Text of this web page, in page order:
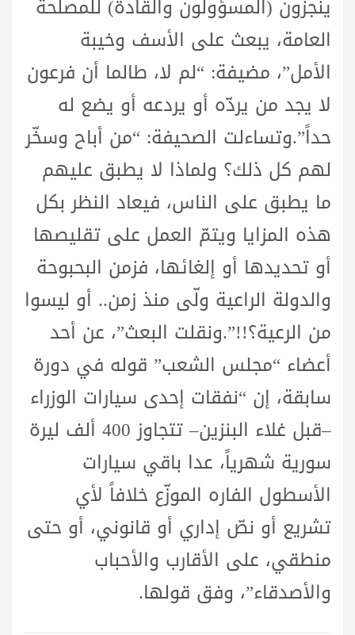
ينجزون (المسؤولون والقادة) للمصلحة
العامة، يبعث على الأسف وخيبة
الأمل”، مضيفة: “لم لا، طالما أن فرعون
لا يجد من يردّه أو يردعه أو يضع له
حداً”.وتساءلت الصحيفة: “من أباح وسخّر
لهم كل ذلك؟ ولماذا لا يطبق عليهم
ما يطبق على الناس، فيعاد النظر بكل
هذه المزايا ويتمّ العمل على تقليصها
أو تحديدها أو إلغائها، فزمن البحبوحة
والدولة الراعية ولّى منذ زمن.. أو ليسوا
من الرعية؟!!”.ونقلت البعث”، عن أحد
أعضاء “مجلس الشعب” قوله في دورة
سابقة، إن “نفقات إحدى سيارات الوزراء
–قبل غلاء البنزين– تتجاوز 400 ألف ليرة
سورية شهرياً، عدا باقي سيارات
الأسطول الفاره الموزّع خلافاً لأي
تشريع أو نصّ إداري أو قانوني، أو حتى
منطقي، على الأقارب والأحباب
والأصدقاء”، وفق قولها.